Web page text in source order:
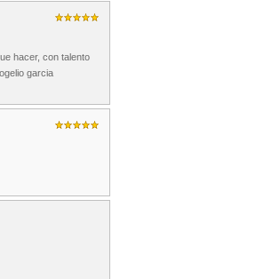
hacer, con talento
garcia